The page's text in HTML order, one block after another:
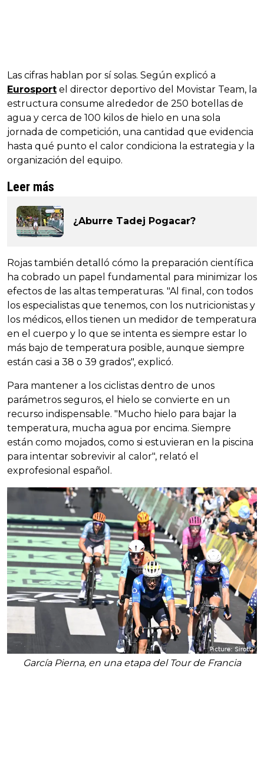
Las cifras hablan por sí solas. Según explicó a
Eurosport el director deportivo del Movistar Team, la
estructura consume alrededor de 250 botellas de
agua y cerca de 100 kilos de hielo en una sola
jornada de competición, una cantidad que evidencia
hasta qué punto el calor condiciona la estrategia y la
organización del equipo.
Leer más
¿Aburre Tadej Pogacar?
Rojas también detalló cómo la preparación científica
ha cobrado un papel fundamental para minimizar los
efectos de las altas temperaturas. "Al final, con todos
los especialistas que tenemos, con los nutricionistas y
los médicos, ellos tienen un medidor de temperatura
en el cuerpo y lo que se intenta es siempre estar lo
más bajo de temperatura posible, aunque siempre
están casi a 38 o 39 grados", explicó.
Para mantener a los ciclistas dentro de unos
parámetros seguros, el hielo se convierte en un
recurso indispensable. "Mucho hielo para bajar la
temperatura, mucha agua por encima. Siempre
están como mojados, como si estuvieran en la piscina
para intentar sobrevivir al calor", relató el
exprofesional español.
García Pierna, en una etapa del Tour de Francia